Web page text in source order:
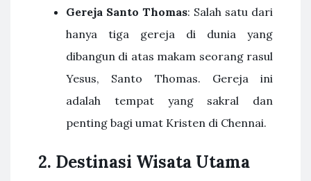
Gereja Santo Thomas: Salah satu dari
hanya tiga gereja di dunia yang
dibangun di atas makam seorang rasul
Yesus, Santo Thomas. Gereja ini
adalah tempat yang sakral dan
penting bagi umat Kristen di Chennai.
2. Destinasi Wisata Utama